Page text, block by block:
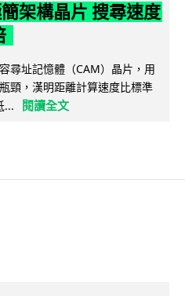
架構晶片 搜尋速度
尋址記憶體（CAM）晶片，用
頸，漢明距離計算速度比標準
...
閱讀全文